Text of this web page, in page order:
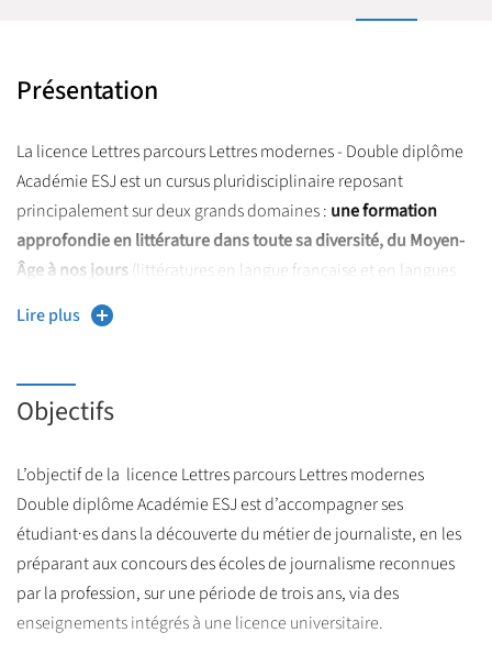
Présentation
La licence Lettres parcours Lettres modernes - Double diplôme
Académie ESJ est un cursus pluridisciplinaire reposant
principalement sur deux grands domaines : une formation
approfondie en littérature dans toute sa diversité, du Moyen-
Âge à nos jours (littératures en langue française et en langues
étrangères) et
diplôme d’établissement «Initiation au journalisme», qui
permet de découvrir les métiers du journalisme, d’acquérir les
concours de recrutement des 14 masters de journalisme
reconnus par la Commission Paritaire Nationale de l'Emploi des
journalistes (CPNEJ).
Lire plus
Objectifs
L’objectif de la licence Lettres parcours Lettres modernes
Double diplôme Académie ESJ est d’accompagner ses
étudiant·es dans la découverte du métier de journaliste, en les
préparant aux concours des écoles de journalisme reconnues
par la profession, sur une période de trois ans, via des
enseignements intégrés à une licence universitaire.